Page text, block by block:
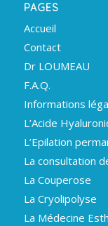
PAGES
Accueil
Contact
Dr LOUMEAU
F.A.Q.
Informations
L’Acide
L’Epilation
La consultation
La Couperose
La Cryolipolyse
La Médecine